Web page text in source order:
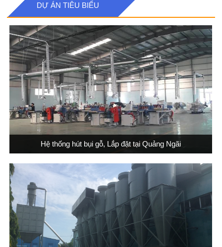
DỰ ÁN TIÊU BIỂU
Hệ thống hút bụi gỗ, Lắp đặt tại Quảng Ngãi